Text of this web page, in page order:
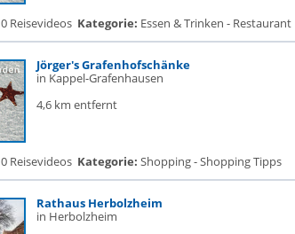
0 Reisevideos Kategorie: Essen & Trinken - Restaurant
Jörger's Grafenhofschänke
in Kappel-Grafenhausen
4,6 km entfernt
0 Reisevideos Kategorie: Shopping - Shopping Tipps
Rathaus Herbolzheim
in Herbolzheim